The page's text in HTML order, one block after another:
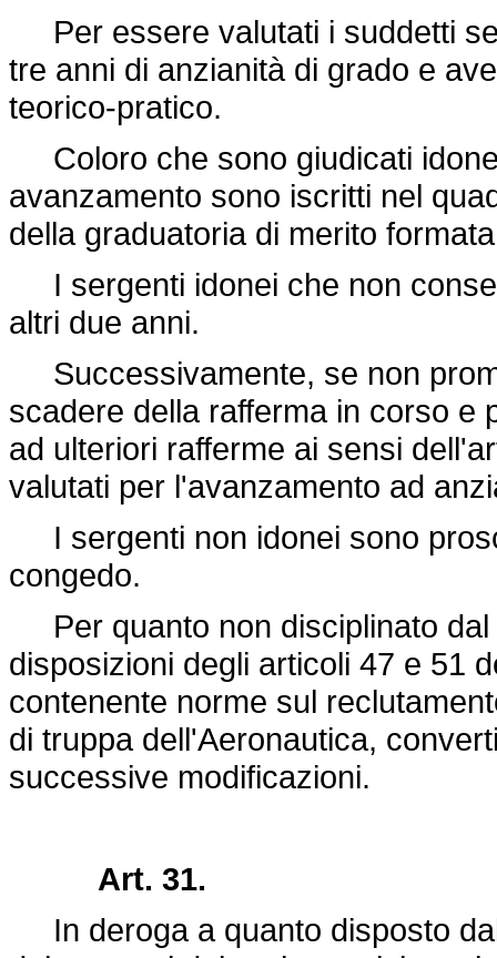
Per essere valutati i suddetti
tre anni di anzianità di grado e
teorico-pratico.
Coloro che sono giudicati
avanzamento sono iscritti nel
della graduatoria di merito
I sergenti idonei che non
altri due anni.
Successivamente, se non
scadere della rafferma in corso e
ad ulteriori rafferme ai sensi
valutati per l'avanzamento ad
I sergenti non idonei sono
congedo.
Per quanto non disciplinato dal
disposizioni degli articoli 47 e 51
contenente norme sul
di truppa dell'Aeronautica,
successive modificazioni.
Art. 31.
In deroga a quanto disposto